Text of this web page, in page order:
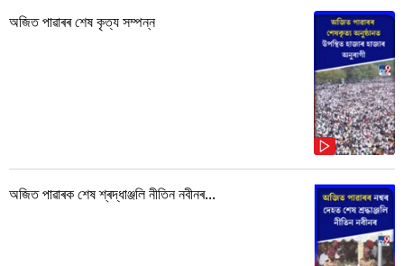
অজিত পাৱাৰৰ শেষ কৃত্য সম্পন্ন
অজিত পাৱাৰক শেষ শ্ৰদ্ধাঞ্জলি নীতিন নবীনৰ...